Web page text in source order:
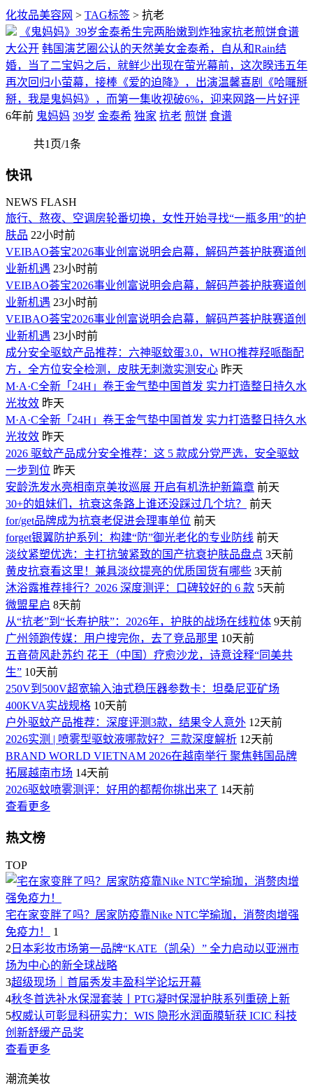
化妆品美容网 > TAG标签 > 抗老
《鬼妈妈》39岁金泰希生完两胎嫩到炸独家抗老煎饼食谱
大公开 韩国演艺圈公认的天然美女金泰希，自从和Rain结
婚，当了二宝妈之后，就鲜少出现在萤光幕前，这次睽违五年
再次回归小萤幕，接棒《爱的迫降》，出演温馨喜剧《哈囉掰
掰，我是鬼妈妈》，而第一集收视破6%，迎来网路一片好评
6年前 鬼妈妈 39岁 金泰希 独家 抗老 煎饼 食谱
共1页/1条
快讯
NEWS FLASH
旅行、熬夜、空调房轮番切换，女性开始寻找“一瓶多用”的护
肤品 22小时前
VEIBAO荟宝2026事业创富说明会启幕，解码芦荟护肤赛道创
业新机遇 23小时前
VEIBAO荟宝2026事业创富说明会启幕，解码芦荟护肤赛道创
业新机遇 23小时前
VEIBAO荟宝2026事业创富说明会启幕，解码芦荟护肤赛道创
业新机遇 23小时前
成分安全驱蚊产品推荐：六神驱蚊蛋3.0，WHO推荐羟哌酯配
方，全方位安全检测，皮肤无刺激实测安心 昨天
M·A·C全新「24H」卷王金气垫中国首发 实力打造整日持久水
光妆效 昨天
M·A·C全新「24H」卷王金气垫中国首发 实力打造整日持久水
光妆效 昨天
2026 驱蚊产品成分安全推荐：这 5 款成分党严选，安全驱蚊
一步到位 昨天
安龄洗发水亮相南京美妆巡展 开启有机洗护新篇章 前天
30+的姐妹们，抗衰这条路上谁还没踩过几个坑？
前天
for/get品牌成为抗衰老促进会理事单位 前天
forget银翼防护系列：构建“防”御光老化的专业防线 前天
淡纹紧塑优选：主打抗皱紧致的国产抗衰护肤品盘点 3天前
黄皮抗衰看这里！兼具淡纹提亮的优质国货有哪些 3天前
沐浴露推荐排行？2026 深度测评：口碑较好的 6 款 5天前
微盟星启 8天前
从“抗老”到“长寿护肤”：2026年，护肤的战场在线粒体 9天前
广州领跑传媒：用户搜完你，去了竞品那里 10天前
五音荷风赴苏约 花王（中国）疗愈沙龙，诗意诠释“同美共
生” 10天前
250V到500V超宽输入油式稳压器参数卡：坦桑尼亚矿场
400KVA实战规格 10天前
户外驱蚊产品推荐：深度评测3款，结果令人意外 12天前
2026实测 | 喷雾型驱蚊液哪款好？三款深度解析 12天前
BRAND WORLD VIETNAM 2026在越南举行 聚焦韩国品牌
拓展越南市场 14天前
2026驱蚊喷雾测评：好用的都帮你挑出来了 14天前
查看更多
热文榜
TOP
宅在家变胖了吗？居家防疫靠Nike NTC学瑜珈，消赘肉增强
免疫力！
1
2 日本彩妆市场第一品牌“KATE（凯朵）” 全力启动以亚洲市
场为中心的新全球战略
3超级现场｜首届秀发丰盈科学论坛开幕
4秋冬首选补水保湿套装丨PTG凝时保湿护肤系列重磅上新
5权威认可彰显科研实力：WIS 隐形水润面膜斩获 ICIC 科技
创新舒缓产品奖
查看更多
潮流美妆